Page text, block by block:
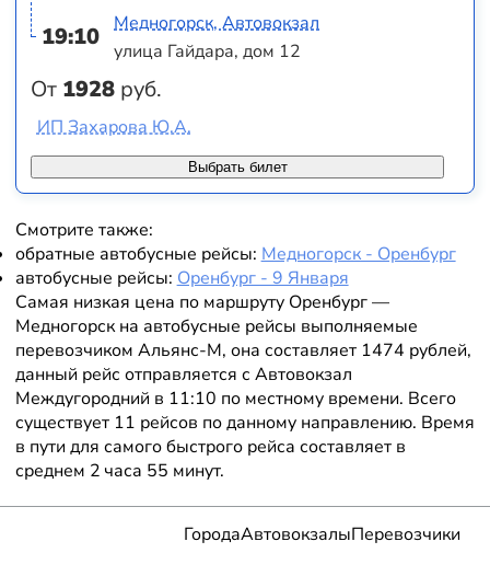
19:10
От 1928 руб.
Медногорск, Автовокзал
улица Гайдара, дом 12
Выбрать билет
ИП Захарова Ю.А.
Смотрите также:
обратные автобусные рейсы: Медногорск - Оренбург
автобусные рейсы: Оренбург - 9 Января
Самая низкая цена по маршруту Оренбург —
Медногорск на автобусные рейсы выполняемые
перевозчиком Альянс-М, она составляет 1474 рублей,
данный рейс отправляется с Автовокзал
Междугородний в 11:10 по местному времени. Всего
существует 11 рейсов по данному направлению. Время
в пути для самого быстрого рейса составляет в
среднем 2 часа 55 минут.
ГородаАвтовокзалыПеревозчики